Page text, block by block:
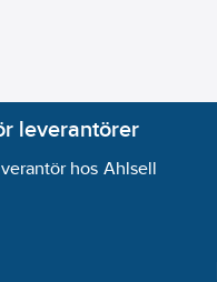
leverantörer
hos Ahlsell